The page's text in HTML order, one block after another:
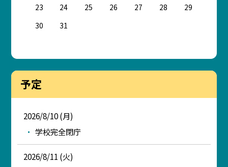
23
24 25 26 27 28
29
30
31
予定
2026/8/10 (月)
学校完全閉庁
2026/8/11 (火)